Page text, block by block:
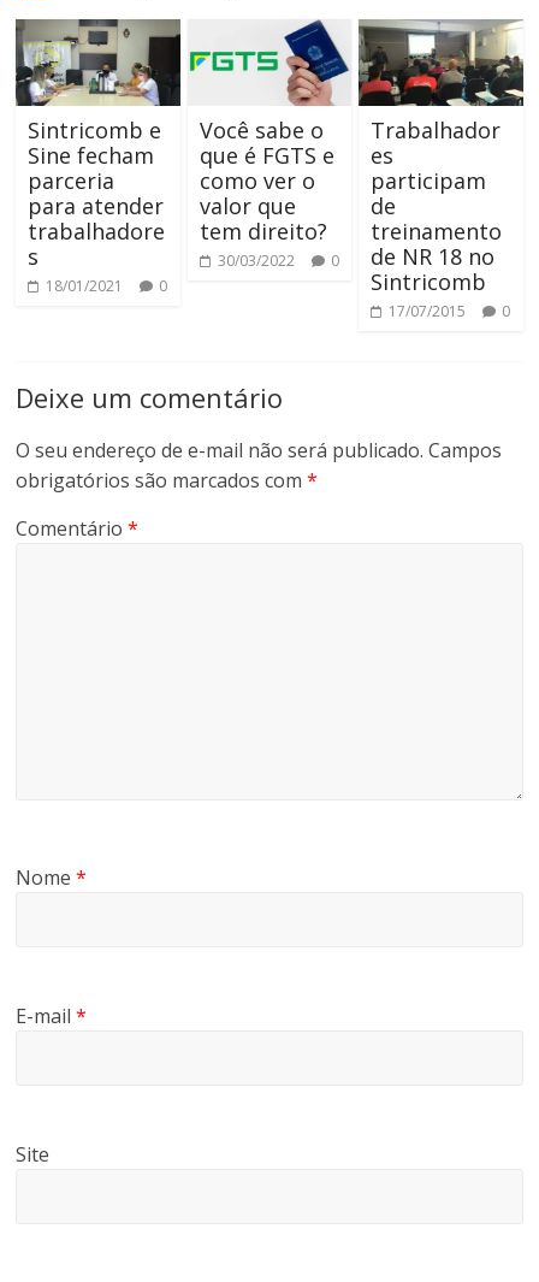
Sintricomb e
Sine fecham
parceria
para atender
trabalhadore
s
18/01/2021 0
Você sabe o
que é FGTS e
como ver o
valor que
tem direito?
30/03/2022 0
Trabalhador
es
participam
de
treinamento
de NR 18 no
Sintricomb
17/07/2015 0
Deixe um comentário
O seu endereço de e-mail não será publicado. Campos
obrigatórios são marcados com*
Comentário*
Nome*
E-mail*
Site